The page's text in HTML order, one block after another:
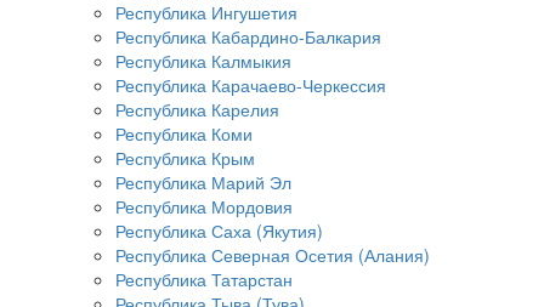
Республика Ингушетия
Республика Кабардино-Балкария
Республика Калмыкия
Республика Карачаево-Черкессия
Республика Карелия
Республика Коми
Республика Крым
Республика Марий Эл
Республика Мордовия
Республика Саха (Якутия)
Республика Северная Осетия (Алания)
Республика Татарстан